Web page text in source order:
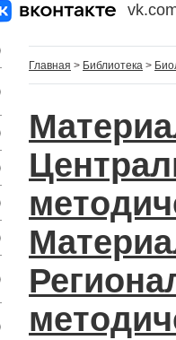
Главная > Библиотека >